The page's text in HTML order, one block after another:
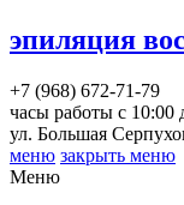
эпиляция
+7 (968) 672-71-79
часы работы с 10:00
ул. Большая
меню закрыть меню
Меню